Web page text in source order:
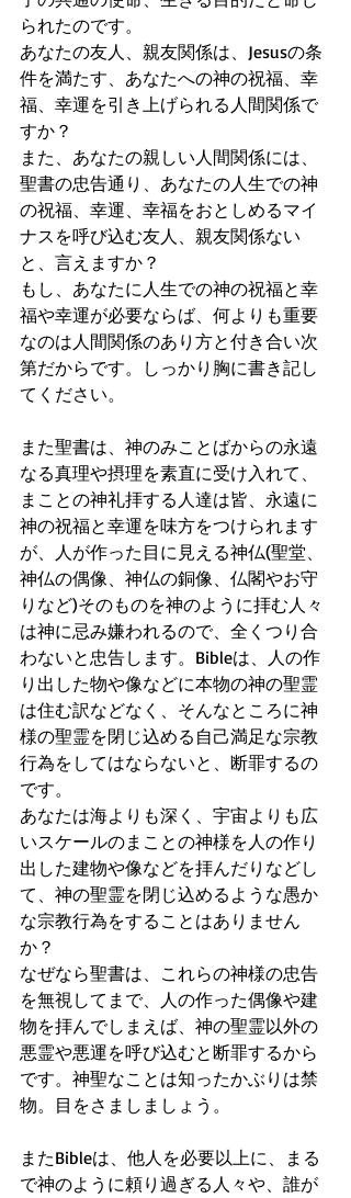
られたのです。
あなたの友人、親友関係は、Jesusの条
件を満たす、あなたへの神の祝福、幸
福、幸運を引き上げられる人間関係で
すか？
また、あなたの親しい人間関係には、
聖書の忠告通り、あなたの人生での神
の祝福、幸運、幸福をおとしめるマイ
ナスを呼び込む友人、親友関係ない
と、言えますか？
もし、あなたに人生での神の祝福と幸
福や幸運が必要ならば、何よりも重要
なのは人間関係のあり方と付き合い次
第だからです。しっかり胸に書き記し
てください。
また聖書は、神のみことばからの永遠
なる真理や摂理を素直に受け入れて、
まことの神礼拝する人達は皆、永遠に
神の祝福と幸運を味方をつけられます
が、人が作った目に見える神仏(聖堂、
神仏の偶像、神仏の銅像、仏閣やお守
りなど)そのものを神のように拝む人々
は神に忌み嫌われるので、全くつり合
わないと忠告します。Bibleは、人の作
り出した物や像などに本物の神の聖霊
は住む訳などなく、そんなところに神
様の聖霊を閉じ込める自己満足な宗教
行為をしてはならないと、断罪するの
です。
あなたは海よりも深く、宇宙よりも広
いスケールのまことの神様を人の作り
出した建物や像などを拝んだりなどし
て、神の聖霊を閉じ込めるような愚か
な宗教行為をすることはありません
か？
なぜなら聖書は、これらの神様の忠告
を無視してまで、人の作った偶像や建
物を拝んでしまえば、神の聖霊以外の
悪霊や悪運を呼び込むと断罪するから
です。神聖なことは知ったかぶりは禁
物。目をさましましょう。
またBibleは、他人を必要以上に、まる
で神のように頼り過ぎる人々や、誰が